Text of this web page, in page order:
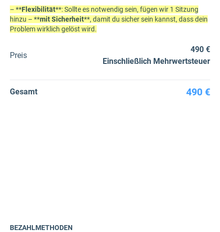
– **Flexibilität**: Sollte es notwendig sein, fügen wir 1 Sitzung
hinzu – **mit Sicherheit**, damit du sicher sein kannst, dass dein
Problem wirklich gelöst wird.
Preis
490 €
Einschließlich Mehrwertsteuer
Gesamt 490 €
BEZAHLMETHODEN